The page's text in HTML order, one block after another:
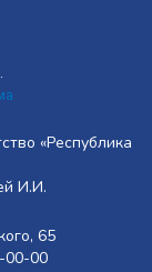
«Республика
И.И.
65
00-00